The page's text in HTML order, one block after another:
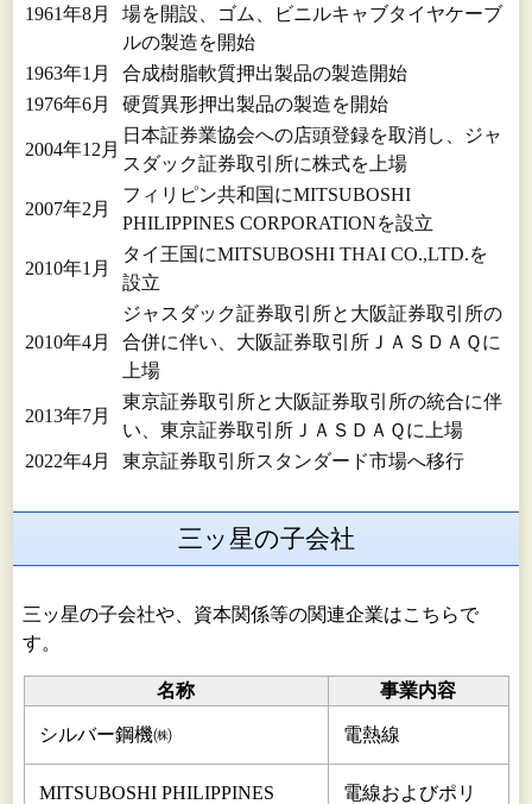
1961年8月
場を開設、ゴム、ビニルキャブタイヤケーブ
ルの製造を開始
1963年1月
合成樹脂軟質押出製品の製造開始
1976年6月
硬質異形押出製品の製造を開始
2004年12月
日本証券業協会への店頭登録を取消し、ジャ
スダック証券取引所に株式を上場
2007年2月
フィリピン共和国にMITSUBOSHI
PHILIPPINES CORPORATIONを設立
2010年1月
タイ王国にMITSUBOSHI THAI CO.,LTD.を
設立
2010年4月
ジャスダック証券取引所と大阪証券取引所の
合併に伴い、大阪証券取引所ＪＡＳＤＡＱに
上場
2013年7月
東京証券取引所と大阪証券取引所の統合に伴
い、東京証券取引所ＪＡＳＤＡＱに上場
2022年4月
東京証券取引所スタンダード市場へ移行
三ッ星の子会社
三ッ星の子会社や、資本関係等の関連企業はこちらで
す。
名称 事業内容
シルバー鋼機㈱ 電熱線
MITSUBOSHI PHILIPPINES
電線およびポリ